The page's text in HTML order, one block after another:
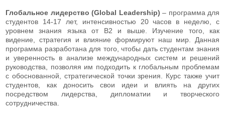
Глобальное лидерство (Global Leadership) – программа для
студентов 14-17 лет, интенсивностью 20 часов в неделю, с
уровнем знания языка от В2 и выше. Изучение того, как
видение, стратегия и влияние формируют наш мир. Данная
программа разработана для того, чтобы дать студентам знания
и уверенность в анализе международных систем и решений
руководства, позволяя им подходить к глобальным проблемам
с обоснованной, стратегической точки зрения. Курс также учит
студентов, как доносить свои идеи и влиять на других
посредством лидерства, дипломатии и творческого
сотрудничества.